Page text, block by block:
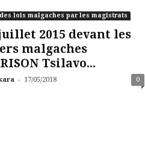
lois malgaches par les magistrats
2015 devant les
malgaches
Tsilavo...
- 17/05/2018 0